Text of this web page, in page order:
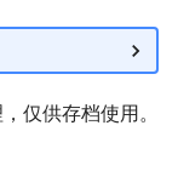
仅供存档使用。